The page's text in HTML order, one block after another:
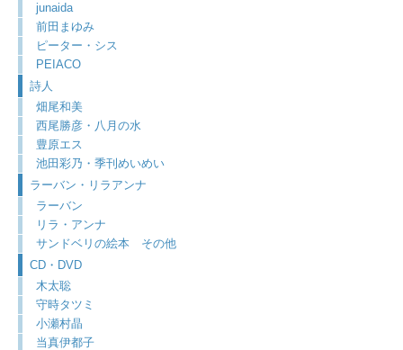
junaida
前田まゆみ
ピーター・シス
PEIACO
詩人
畑尾和美
西尾勝彦・八月の水
豊原エス
池田彩乃・季刊めいめい
ラーバン・リラアンナ
ラーバン
リラ・アンナ
サンドベリの絵本 その他
CD・DVD
木太聡
守時タツミ
小瀬村晶
当真伊都子